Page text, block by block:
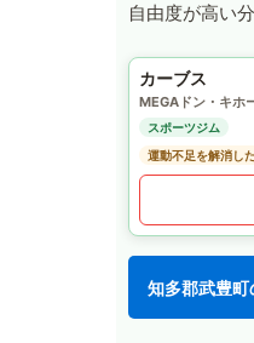
自由度が高い
カーブス
MEGAドン・キホ
スポーツジム
運動不足を解消し
知多郡武豊